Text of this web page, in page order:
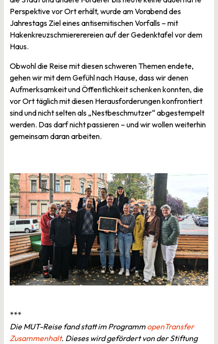
Perspektive vor Ort erhält, wurde am Vorabend des
Jahrestags Ziel eines antisemitischen Vorfalls – mit
Hakenkreuzschmiererereien auf der Gedenktafel vor dem
Haus.
Obwohl die Reise mit diesen schweren Themen endete,
gehen wir mit dem Gefühl nach Hause, dass wir denen
Aufmerksamkeit und Öffentlichkeit schenken konnten, die
vor Ort täglich mit diesen Herausforderungen konfrontiert
sind und nicht selten als „Nestbeschmutzer“ abgestempelt
werden. Das darf nicht passieren – und wir wollen weiterhin
gemeinsam daran arbeiten.
***
Die MUT-Reise fand statt im Programm openTransfer
Zusammenhalt. Dieses wird gefördert von der Stiftung